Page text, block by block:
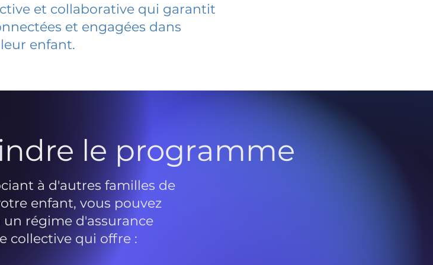
et collaborative qui garantit
et engagées dans
enfant.
le programme
à d'autres familles de
enfant, vous pouvez
un régime d'assurance
collective qui offre :